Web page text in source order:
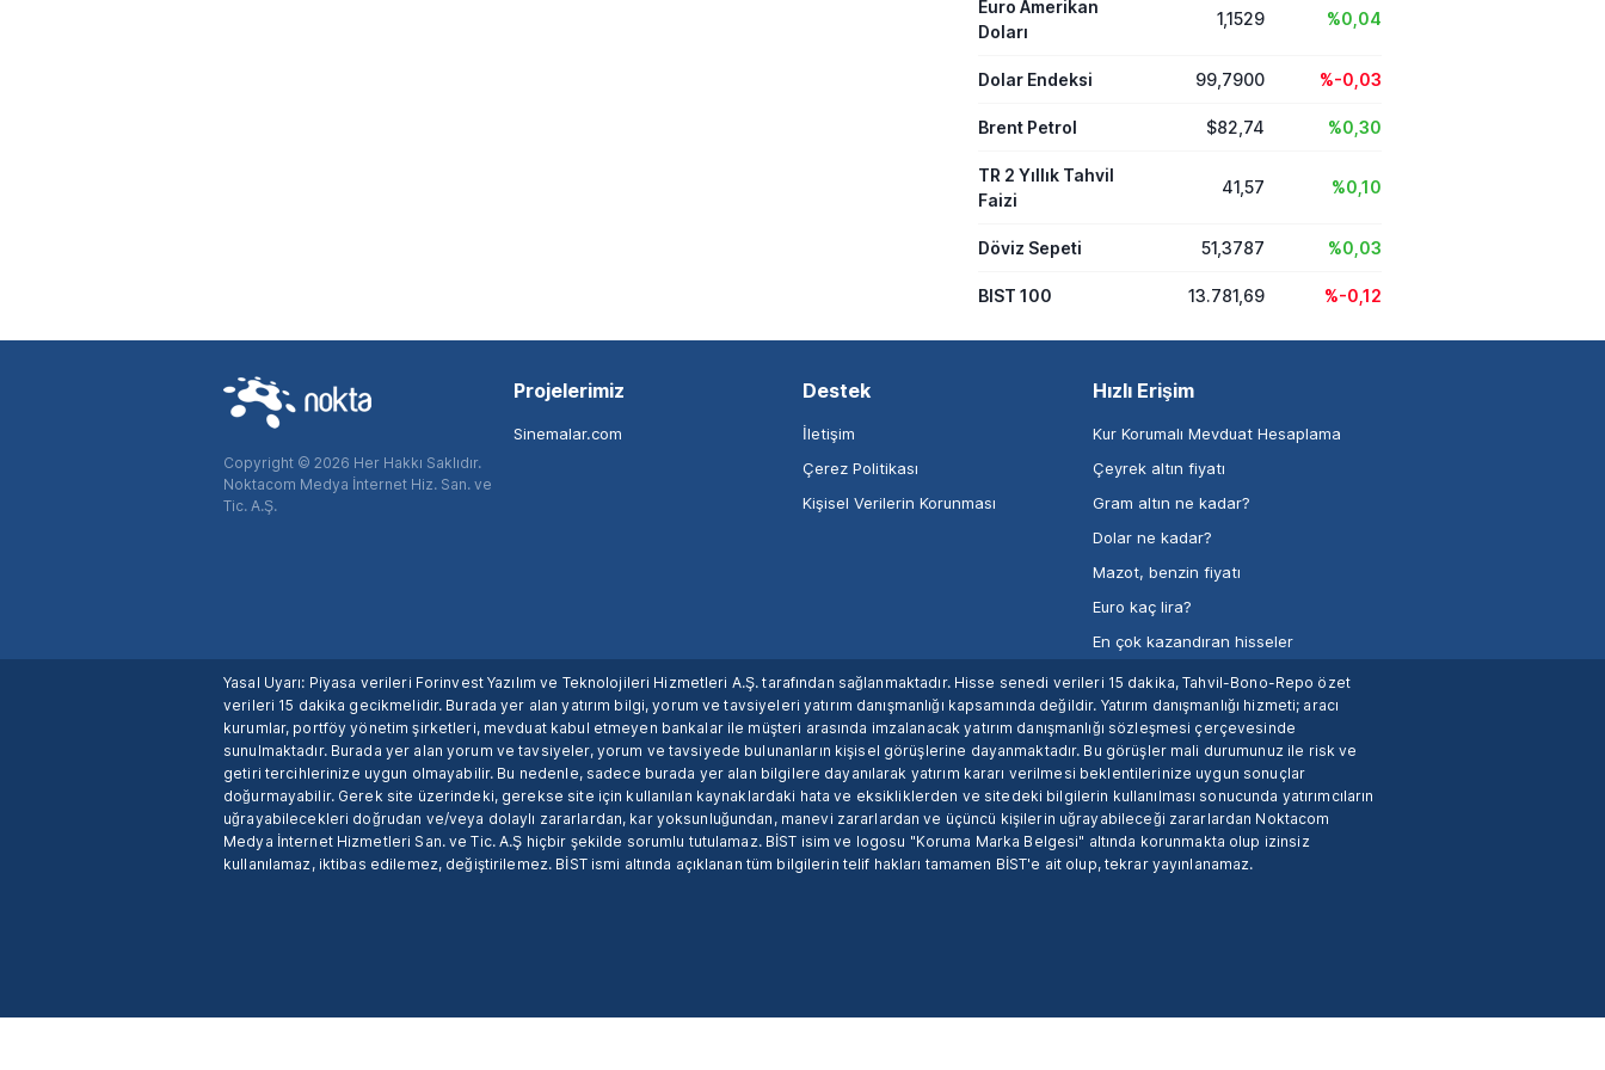
Euro Amerikan
Doları
1,1529 %0,04
Dolar Endeksi 99,7900 %-0,03
Brent Petrol $82,74 %0,30
TR 2 Yıllık Tahvil
Faizi
41,57 %0,10
Döviz Sepeti 51,3787 %0,03
BIST 100 13.781,69 %-0,12
Copyright © 2026 Her Hakkı Saklıdır.
Noktacom Medya İnternet Hiz. San. ve
Tic. A.Ş.
Projelerimiz
Sinemalar.com
Destek
İletişim
Çerez Politikası
Kişisel Verilerin Korunması
Hızlı Erişim
Kur Korumalı Mevduat Hesaplama
Çeyrek altın fiyatı
Gram altın ne kadar?
Dolar ne kadar?
Mazot, benzin fiyatı
Euro kaç lira?
En çok kazandıran hisseler
Yasal Uyarı: Piyasa verileri Forinvest Yazılım ve Teknolojileri Hizmetleri A.Ş. tarafından sağlanmaktadır. Hisse senedi verileri 15 dakika, Tahvil-Bono-Repo özet
verileri 15 dakika gecikmelidir. Burada yer alan yatırım bilgi, yorum ve tavsiyeleri yatırım danışmanlığı kapsamında değildir. Yatırım danışmanlığı hizmeti; aracı
kurumlar, portföy yönetim şirketleri, mevduat kabul etmeyen bankalar ile müşteri arasında imzalanacak yatırım danışmanlığı sözleşmesi çerçevesinde
sunulmaktadır. Burada yer alan yorum ve tavsiyeler, yorum ve tavsiyede bulunanların kişisel görüşlerine dayanmaktadır. Bu görüşler mali durumunuz ile risk ve
getiri tercihlerinize uygun olmayabilir. Bu nedenle, sadece burada yer alan bilgilere dayanılarak yatırım kararı verilmesi beklentilerinize uygun sonuçlar
doğurmayabilir. Gerek site üzerindeki, gerekse site için kullanılan kaynaklardaki hata ve eksikliklerden ve sitedeki bilgilerin kullanılması sonucunda yatırımcıların
uğrayabilecekleri doğrudan ve/veya dolaylı zararlardan, kar yoksunluğundan, manevi zararlardan ve üçüncü kişilerin uğrayabileceği zararlardan Noktacom
Medya İnternet Hizmetleri San. ve Tic. A.Ş hiçbir şekilde sorumlu tutulamaz. BİST isim ve logosu "Koruma Marka Belgesi" altında korunmakta olup izinsiz
kullanılamaz, iktibas edilemez, değiştirilemez. BİST ismi altında açıklanan tüm bilgilerin telif hakları tamamen BİST'e ait olup, tekrar yayınlanamaz.